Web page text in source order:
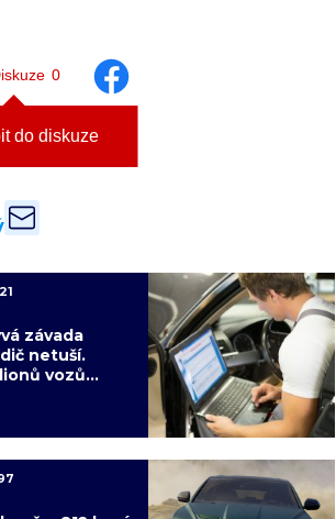
0
do diskuze
závada
netuší.
vozů
míst